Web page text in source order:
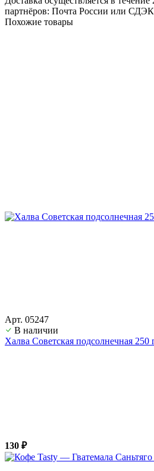
партнёров: Почта России или СДЭК
Похожие товары
Арт. 05247
В наличии
Халва Советская подсолнечная 250
130 ₽